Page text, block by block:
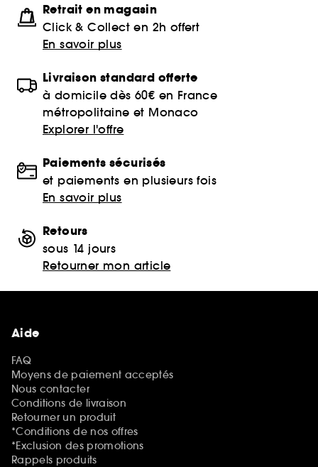
Retrait en magasin
Click & Collect en 2h offert
En savoir plus
Livraison standard offerte
à domicile dès 60€ en France
métropolitaine et Monaco
Explorer l'offre
Paiements sécurisés
et paiements en plusieurs fois
En savoir plus
Retours
sous 14 jours
Retourner mon article
Aide
FAQ
Moyens de paiement acceptés
Nous contacter
Conditions de livraison
Retourner un produit
*Conditions de nos offres
*Exclusion des promotions
Rappels produits